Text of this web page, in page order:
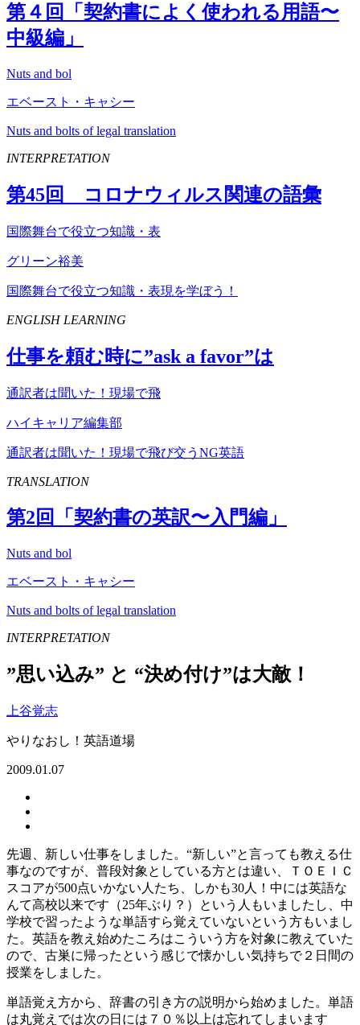
第４回「契約書によく使われる用語〜
中級編」
Nuts and bol
エベースト・キャシー
Nuts and bolts of legal translation
INTERPRETATION
第45回 コロナウィルス関連の語彙
国際舞台で役立つ知識・表
グリーン裕美
国際舞台で役立つ知識・表現を学ぼう！
ENGLISH LEARNING
仕事を頼む時に”ask a favor”は
通訳者は聞いた！現場で飛
ハイキャリア編集部
通訳者は聞いた！現場で飛び交うNG英語
TRANSLATION
第2回「契約書の英訳〜入門編」
Nuts and bol
エベースト・キャシー
Nuts and bolts of legal translation
INTERPRETATION
”思い込み” と “決め付け”は大敵！
上谷覚志
やりなおし！英語道場
2009.01.07
先週、新しい仕事をしました。“新しい”と言っても教える仕
事なのですが、普段対象としている方とは違い、ＴＯＥＩＣ
スコアが500点いかない人たち、しかも30人！中には英語な
んて高校以来です（25年ぶり？）という人もいましたし、中
学校で習ったような単語すら覚えていないという方もいまし
た。英語を教え始めたころはこういう方を対象に教えていた
ので、古巣に帰ったという感じで懐かしい気持ちで２日間の
授業をしました。
単語覚え方から、辞書の引き方の説明から始めました。単語
は丸覚えでは次の日には７０％以上は忘れてしまいます